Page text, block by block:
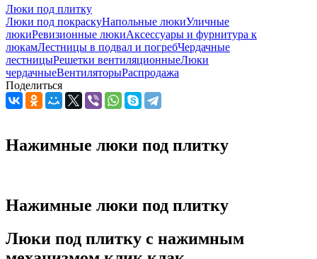
Люки под плитку
Люки под покраскуНапольные люкиУличные
люкиРевизионные люкиАксессуары и фурнитура к
люкамЛестницы в подвал и погребЧердачные
лестницыРешетки вентиляционныеЛюки
чердачныеВентиляторыРаспродажа
Поделиться
Нажимные люки под плитку
Нажимные люки под плитку
Люки под плитку с нажимным